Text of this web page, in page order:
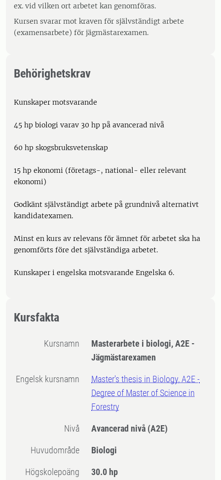
ex. vid vilken ort arbetet kan genomföras.
Kursen svarar mot kraven för självständigt arbete
(examensarbete) för jägmästarexamen.
Behörighetskrav
Kunskaper motsvarande
45 hp biologi varav 30 hp på avancerad nivå
60 hp skogsbruksvetenskap
15 hp ekonomi (företags-, national- eller relevant
ekonomi)
Godkänt självständigt arbete på grundnivå alternativt
kandidatexamen.
Minst en kurs av relevans för ämnet för arbetet ska ha
genomförts före det självständiga arbetet.
Kunskaper i engelska motsvarande Engelska 6.
Kursfakta
Kursnamn
Masterarbete i biologi, A2E -
Jägmästarexamen
Engelsk kursnamn
Master's thesis in Biology, A2E -
Degree of Master of Science in
Forestry
Nivå Avancerad nivå (A2E)
Huvudområde Biologi
högskolepoäng 30.0 hp